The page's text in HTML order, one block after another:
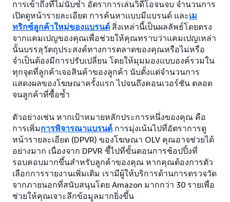
การเข้าถึงที่ไม่นับซ้ำ อัตราการเล่นวิดีโอจนจบ จำนวนการ
เปิดดูหน้ารายละเอียด การค้นหาแบบมีแบรนด์ และเม
ทริกซ์ลูกค้าใหม่ของแบรนด์ สิ่งเหล่านี้เป็นผลลัพธ์โดยตรง
จากแคมเปญของคุณเพื่อช่วยให้คุณทราบว่าแคมเปญเหล่า
นั้นบรรลุวัตถุประสงค์ทางการตลาดของคุณหรือไม่หรือ
จำเป็นต้องมีการปรับเปลี่ยน โดยให้มุมมองแบบองค์รวมใน
ทุกจุดที่ลูกค้าเจอสินค้าของลูกค้า นับตั้งแต่จำนวนการ
แสดงผลของโฆษณาครั้งแรก ไปจนถึงคอนเวอร์ชัน ตลอด
จนลูกค้าที่ซื้อซ้ำ
ตัวอย่างเช่น หากเป้าหมายหลักประการหนึ่งของคุณ คือ
การเพิ่มการพิจารณาแบรนด์ การมุ่งเน้นไปที่อัตราการดู
หน้ารายละเอียด (DPVR) ของโฆษณา OLV คุณอาจช่วยได้
อย่างมาก เนื่องจาก DPVR ชี้ไปที่ขั้นตอนการช้อปปิ้งที่
รอบคอบมากขึ้นสำหรับลูกค้าของคุณ หากคุณต้องการตัว
เลือกการรายงานเพิ่มเติม เรามีผู้ให้บริการด้านการตรวจวัด
จากภายนอกที่สนับสนุนโดย Amazon มากกว่า 30 รายเพื่อ
ช่วยให้คุณเจาะลึกข้อมูลมากยิ่งขึ้น